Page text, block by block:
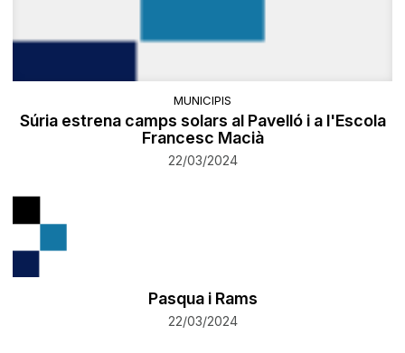
MUNICIPIS
Súria estrena camps solars al Pavelló i a l'Escola
Francesc Macià
22/03/2024
Pasqua i Rams
22/03/2024